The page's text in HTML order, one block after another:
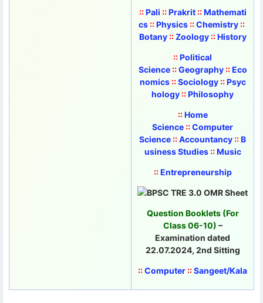
:: Pali :: Prakrit :: Mathemati
cs ::Physics ::Chemistry ::
Botany :: Zoology :: History
::Political
Science :: Geography :: Eco
nomics :: Sociology :: Psyc
hology ::Philosophy
:: Home
Science ::Computer
Science ::Accountancy ::B
usiness Studies :: Music
:: Entrepreneurship
Question Booklets (For
Class 06-10) –
Examination dated
22.07.2024, 2nd Sitting
::Computer ::Sangeet/Kala